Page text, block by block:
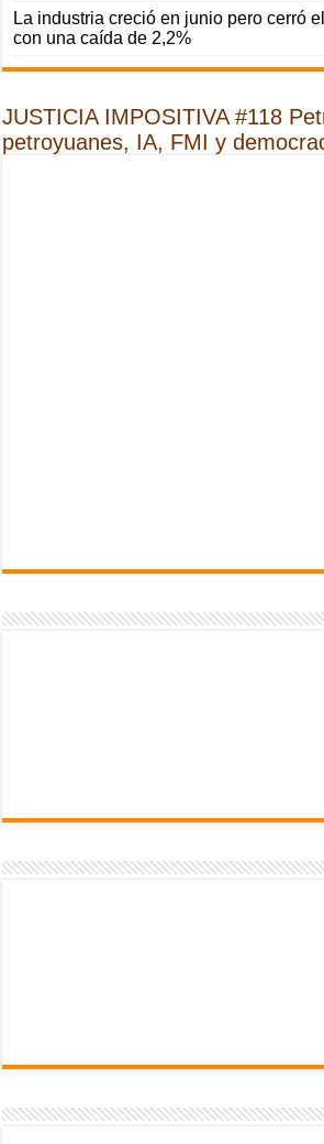
La industria creció en junio pero cerró
con una caída de 2,2%
JUSTICIA IMPOSITIVA #118
petroyuanes, IA, FMI y